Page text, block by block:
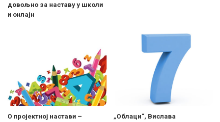
довољно за наставу у школи
и онлајн
О пројектној настави –
„Облаци“, Вислава